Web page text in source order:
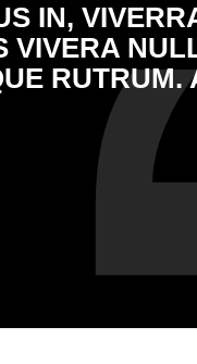
IN,
VIVERA
RUTRUM.